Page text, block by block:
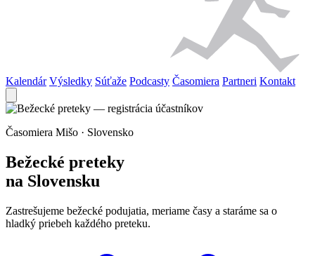
Kalendár Výsledky Súťaže Podcasty Časomiera Partneri Kontakt
Časomiera Mišo · Slovensko
Bežecké preteky
na Slovensku
Zastrešujeme bežecké podujatia, meriame časy a staráme sa o
hladký priebeh každého preteku.